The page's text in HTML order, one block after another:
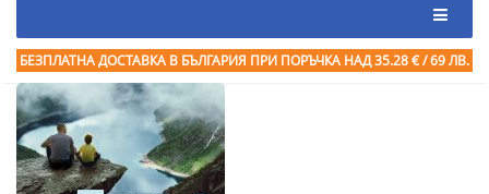
БЕЗПЛАТНА ДОСТАВКА В БЪЛГАРИЯ ПРИ ПОРЪЧКА НАД 35.28 € / 69 ЛВ.